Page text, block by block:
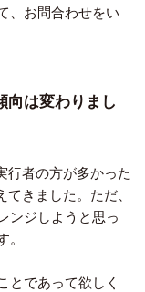
、お問合わせをい
向は変わりまし
行者の方が多かった
きました。ただ、
ンジしようと思っ
。
とであって欲しく